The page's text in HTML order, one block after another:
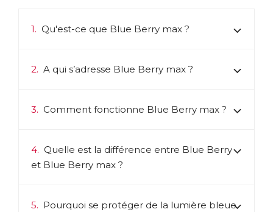
1. Qu'est-ce que Blue Berry max ?
2. A qui s’adresse Blue Berry max ?
3. Comment fonctionne Blue Berry max ?
4. Quelle est la différence entre Blue Berry
et Blue Berry max ?
5. Pourquoi se protéger de la lumière bleue